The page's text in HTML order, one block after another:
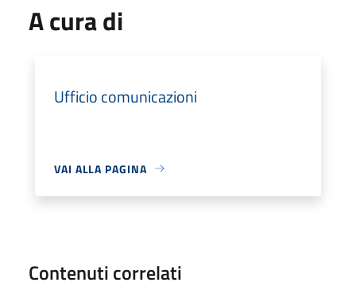
A cura di
Ufficio comunicazioni
VAI ALLA PAGINA
Contenuti correlati